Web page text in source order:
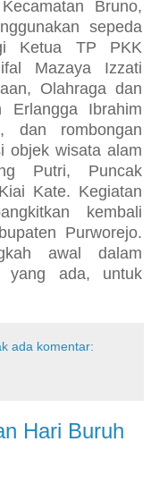
Bruno,
sepeda
Ketua TP PKK
Mazaya Izzati
Olahraga dan
Erlangga Ibrahim
dan rombongan
objek wisata alam
Putri, Puncak
Kate. Kegiatan
kembali
Purworejo.
awal dalam
yang ada, untuk
ada komentar:
Hari Buruh